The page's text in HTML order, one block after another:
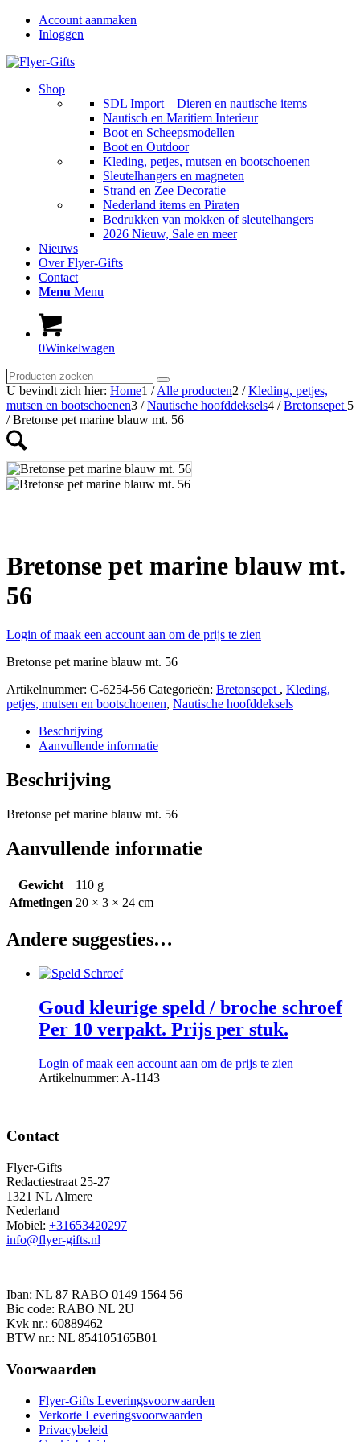
Account aanmaken
Inloggen
Shop
SDL Import – Dieren en nautische items
Nautisch en Maritiem Interieur
Boot en Scheepsmodellen
Boot en Outdoor
Kleding, petjes, mutsen en bootschoenen
Sleutelhangers en magneten
Strand en Zee Decoratie
Nederland items en Piraten
Bedrukken van mokken of sleutelhangers
2026 Nieuw, Sale en meer
Nieuws
Over Flyer-Gifts
Contact
Menu Menu
0Winkelwagen
Producten
zoeken
Zoeken
U bevindt zich hier: Home1 / Alle producten2 / Kleding, petjes,
mutsen en bootschoenen3 / Nautische hoofddeksels4 / Bretonsepet 5
/ Bretonse pet marine blauw mt. 56
Bretonse pet marine blauw mt.
56
Login of maak een account aan om de prijs te zien
Bretonse pet marine blauw mt. 56
Artikelnummer: C-6254-56 Categorieën: Bretonsepet , Kleding,
petjes, mutsen en bootschoenen, Nautische hoofddeksels
Beschrijving
Aanvullende informatie
Beschrijving
Bretonse pet marine blauw mt. 56
Aanvullende informatie
Gewicht
110 g
Afmetingen 20 × 3 × 24 cm
Andere suggesties…
Goud kleurige speld / broche schroef
Per 10 verpakt. Prijs per stuk.
Login of maak een account aan om de prijs te zien
Artikelnummer: A-1143
Contact
Flyer-Gifts
Redactiestraat 25-27
1321 NL Almere
Nederland
Mobiel: +31653420297
info@flyer-gifts.nl
Iban: NL 87 RABO 0149 1564 56
Bic code: RABO NL 2U
Kvk nr.: 60889462
BTW nr.: NL 854105165B01
Voorwaarden
Flyer-Gifts Leveringsvoorwaarden
Verkorte Leveringsvoorwaarden
Privacybeleid